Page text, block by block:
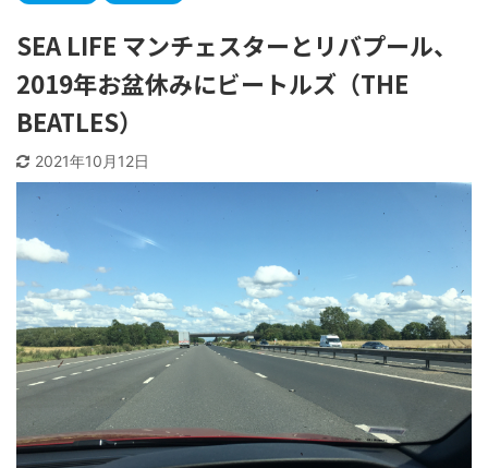
SEA LIFE マンチェスターとリバプール、
2019年お盆休みにビートルズ（THE
BEATLES）
2021年10月12日